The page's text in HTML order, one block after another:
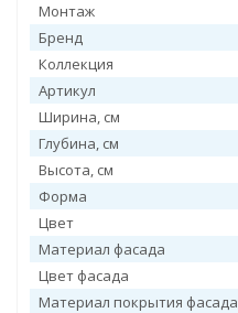
Монтаж
Бренд
Коллекция
Артикул
Ширина, см
Глубина, см
Высота, см
Форма
Цвет
Материал фасада
Цвет фасада
Материал покрытия фасада